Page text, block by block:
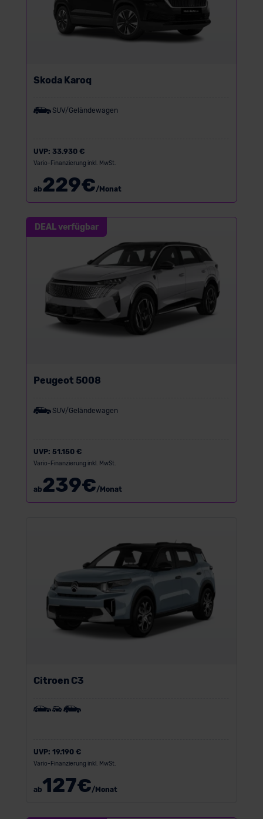
Skoda Karoq
SUV/Geländewagen
UVP: 33.930 €
Vario-Finanzierung inkl. MwSt.
ab229€/Monat
DEAL verfügbar
Peugeot 5008
SUV/Geländewagen
UVP: 51.150 €
Vario-Finanzierung inkl. MwSt.
ab239€/Monat
Citroen C3
UVP: 19.190 €
Vario-Finanzierung inkl. MwSt.
ab127€/Monat